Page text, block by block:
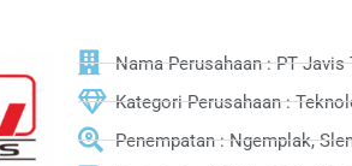
Nama Perusahaan : PT
Kategori Perusahaan :
Penempatan : Ngemplak,